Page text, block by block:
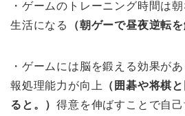
・ゲームのトレーニング時間は
生活になる
（朝ゲーで昼夜逆転を
・ゲームには脳を鍛える効果が
報処理能力が向上
（囲碁や将棋
ると。）得意を伸ばすことで自己